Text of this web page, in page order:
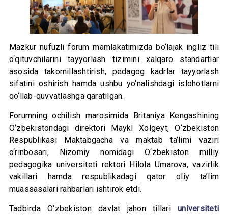
Mazkur nufuzli forum mamlakatimizda bo‘lajak ingliz tili
o‘qituvchilarini tayyorlash tizimini xalqaro standartlar
asosida takomillashtirish, pedagog kadrlar tayyorlash
sifatini oshirish hamda ushbu yo‘nalishdagi islohotlarni
qo‘llab-quvvatlashga qaratilgan.
Forumning ochilish marosimida Britaniya Kengashining
O‘zbekistondagi direktori Maykl Xolgeyt, O‘zbekiston
Respublikasi Maktabgacha va maktab ta’limi vaziri
o‘rinbosari, Nizomiy nomidagi O‘zbekiston milliy
pedagogika universiteti rektori Hilola Umarova, vazirlik
vakillari hamda respublikadagi qator oliy ta’lim
muassasalari rahbarlari ishtirok etdi.
Tadbirda O‘zbekiston davlat jahon tillariuniversiteti